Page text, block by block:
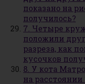
показано на
получилось?
7. Четыре
положили
разреза, как
кусочков
8. У кота
на расстоянии